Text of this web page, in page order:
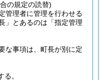
の規定の読替)
管理者に管理を行わせる
」とあるのは「指定管理
な事項は、町長が別に定
。